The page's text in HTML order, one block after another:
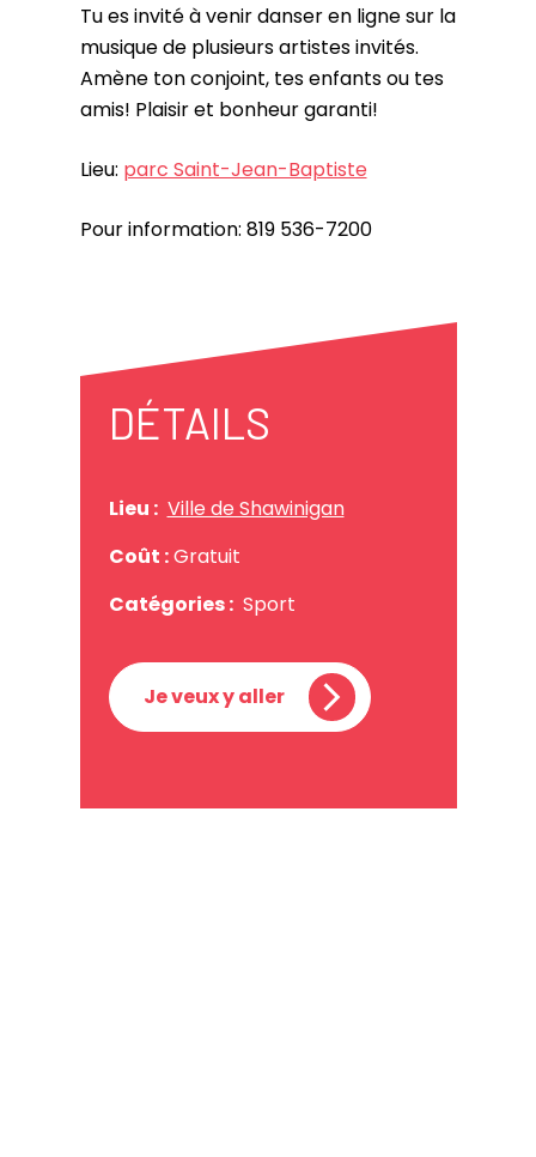
Tu es invité à venir danser en ligne sur la
musique de plusieurs artistes invités.
Amène ton conjoint, tes enfants ou tes
amis! Plaisir et bonheur garanti!
Lieu: parc Saint-Jean-Baptiste
Pour information: 819 536-7200
DÉTAILS
Lieu : Ville de Shawinigan
Coût :Gratuit
Catégories : Sport
Je veux y aller